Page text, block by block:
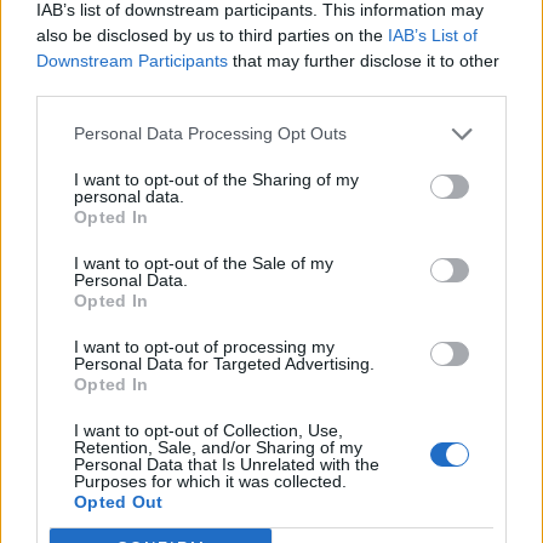
IAB’s list of downstream participants. This information may
also be disclosed by us to third parties on the IAB’s List of
Downstream Participants that may further disclose it to other
Personal Data Processing Opt Outs
I want to opt-out of the Sharing of my
personal data.
Opted In
I want to opt-out of the Sale of my
Personal Data.
Opted In
I want to opt-out of processing my
Personal Data for Targeted Advertising.
Opted In
I want to opt-out of Collection, Use,
Retention, Sale, and/or Sharing of my
Personal Data that Is Unrelated with the
Purposes for which it was collected.
Opted Out
Έρευνα που μας εξιτάρει: πόσο πονηρά
σκέφτονται οι αθλητές όταν τρέχουν;
Έρευνα που λέει την αλήθεια: τι σκέφτονται οι
γυναίκες πολύ περισσότερο από το σεξ;
ΕΡΕΥΝΑ
Related